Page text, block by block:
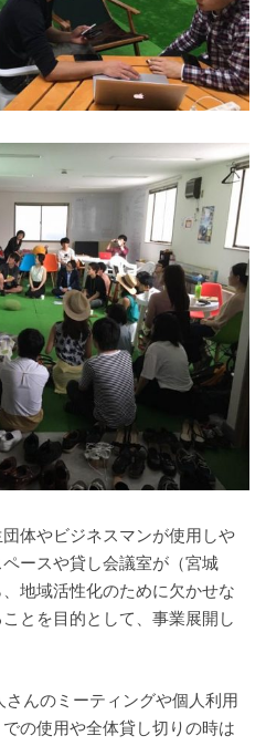
体やビジネスマンが使用しや
ースや貸し会議室が（宮城
地域活性化のために欠かせな
とを目的として、事業展開し
んのミーティングや個人利用
の使用や全体貸し切りの時は